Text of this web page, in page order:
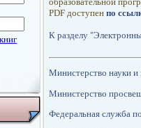
PDF доступен по
К разделу
Министерство науки
Министерство
Федеральная служба